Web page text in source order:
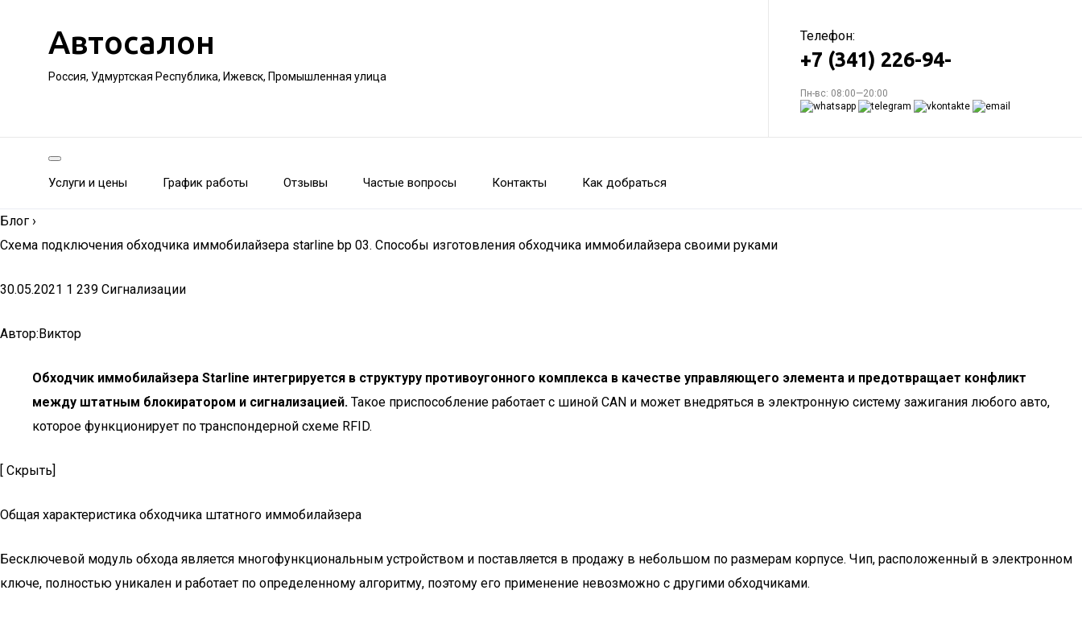
Автосалон
Россия, Удмуртская Республика, Ижевск, Промышленная улица
Телефон:
+7 (341) 226-94-
Пн-вс: 08:00—20:00
Услуги и цены График работы Отзывы Частые вопросы Контакты Как добраться
Блог ›
Схема подключения обходчика иммобилайзера starline bp 03. Способы изготовления обходчика иммобилайзера своими руками
30.05.2021 1 239 Сигнализации
Автор:Виктор
Обходчик иммобилайзера Starline интегрируется в структуру противоугонного комплекса в качестве управляющего элемента и предотвращает конфликт
между штатным блокиратором и сигнализацией. Такое приспособление работает с шиной CAN и может внедряться в электронную систему зажигания любого авто,
которое функционирует по транспондерной схеме RFID.
[ Скрыть]
Общая характеристика обходчика штатного иммобилайзера
Бесключевой модуль обхода является многофункциональным устройством и поставляется в продажу в небольшом по размерам корпусе. Чип, расположенный в электронном
ключе, полностью уникален и работает по определенному алгоритму, поэтому его применение невозможно с другими обходчиками.